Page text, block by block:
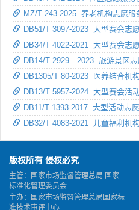
MZ/T 243-2025 养老机构志愿服
DB51/T 3097-2023 大型赛会志
DB34/T 4022-2021 大型赛会志
DB14/T 2929—2023 旅游景区
DB1305/T 80-2023 医养结合机
DB13/T 5957-2024 大型赛会活
DB11/T 1393-2017 大型活动志
DB32/T 4083-2021 儿童福利机
版权所有 侵权必究
主管：国家市场监督管理总局 国家
标准化管理委员会
主办：国家市场监督管理总局国家标
准技术审评中心